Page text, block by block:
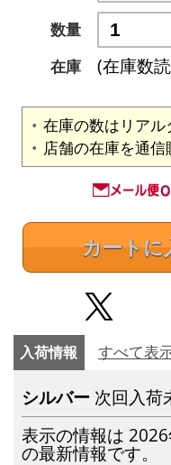
数量
在庫
(在庫数
在庫の数はリアル
店舗の在庫を通信
カートに
入荷情報 すべて表
シルバー 次回入荷
表示の情報は
の最新情報です。